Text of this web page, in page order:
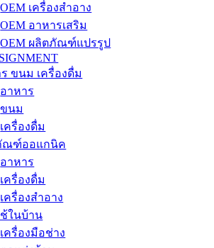
น้ำยาล้างเล็บ
ผลิตภัณฑ์บำรุงเล็บ
ครีมซองซาเช่
เมคอัพรีมูฟเวอร์
สกินแคร์
สินค้าขนาดทดลอง
ริ้วรอยและต่อต้านริ้ว
OEM เครื่องสำอาง
OEM อาหารเสริม
OEM ผลิตภัณฑ์แปรรูป
ขนม เครื่องดื่ม
อาหาร
ขนม
เครื่องดื่ม
ณฑ์ออแกนิค
อาหาร
เครื่องดื่ม
เครื่องสำอาง
ในบ้าน
เครื่องมือช่าง